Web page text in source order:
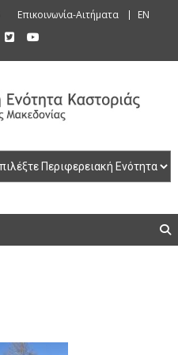
Επικοινωνία-Αιτήματα EN